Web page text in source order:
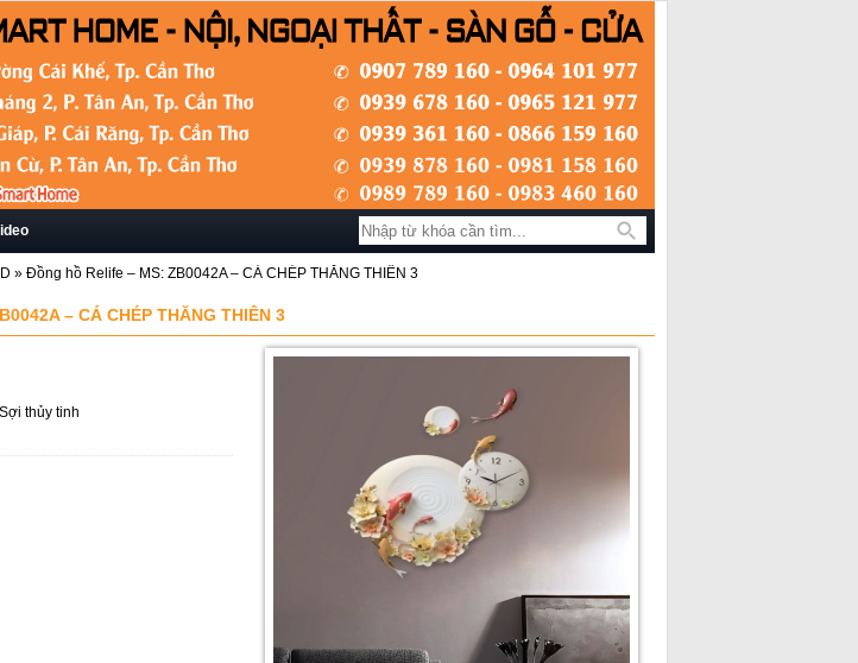
Tìm kiếm
» Đồng hồ Relife – MS: ZB0042A – CÁ CHÉP THĂNG THIÊN 3
– CÁ CHÉP THĂNG THIÊN 3
thủy tinh